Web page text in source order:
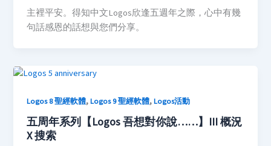
主裡平安。得知中文Logos欣逢五週年之際，心中有幾
句話感恩的話想與您們分享。
Logos 8 聖經軟體,Logos 9 聖經軟體,Logos活動
五周年系列【Logos 吾想對你說……】III 概況
X 搜索